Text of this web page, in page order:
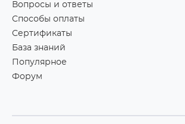
Вопросы и ответы
Способы оплаты
Сертификаты
База знаний
Популярное
Форум